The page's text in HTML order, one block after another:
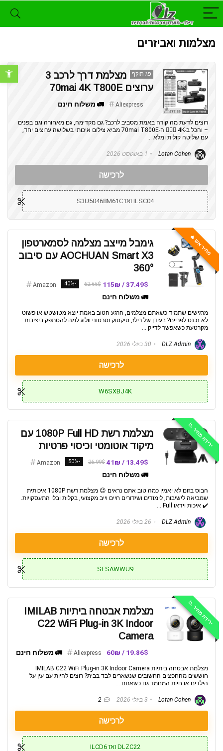
פתח
מצלמות ואביזרים
פג תוקף
מצלמת דרך לרכב 3
ערוצים 70mai 4K T800E
Aliexpress 🚛 משלוח חינם
רוצים לדעת מה קורה באמת מסביב לרכב? גם מקדימה, גם מאחורה וגם בפנים
– והכל ב-4K 🕵️‍♂️🚗 ה-70mai T800E מביא צילום איכותי בשלושה ערוצים יחד,
עם שליטה קולית ומלא ...
1 באוגוסט 2026
לרכישה
ILSC04 ואז S3U50468M61C
מחיר אש 🔥
גימבל מייצב מצלמה לסמארטפון
AOCHUAN Smart X3 עם סיבוב
360°
37.49$ / 115₪
62.65$
-40%
Amazon
🚛 משלוח חינם
מרגישים שתמיד כשאתם מצלמים, הרגע הטוב באמת יוצא מטושטש או פשוט
לא נכנס לפריים? בעידן של רילז, טיקטוק וסרטוני וולוג למה להסתפק ביציבות
מקרטעת כשאפשר לדייק ...
30 ביולי 2026
לרכישה
W6SXBJ4K
ירידת מחיר 📉
מצלמת רשת 1080P Full HD עם
מיקוד אוטומטי וכיסוי פרטיות
13.49$ / 41₪
26.99$
-50%
Amazon
🚛 משלוח חינם
הבוס בזום לא יאמין כמה טוב אתם נראים 😉 מצלמת רשת 1080P איכותית
שמביאה לישיבות, לימודים ושידורים חיים וייב מקצועי, בקלות ובלי התעסקויות.
✔️ איכות וידאו Full ...
26 ביולי 2026
לרכישה
SFSAWWU9
ירידת מחיר 📉
מצלמת אבטחה ביתיות IMILAB
C22 WiFi Plug-in 3K Indoor
Camera
19.86$ / 60₪
Aliexpress 🚛 משלוח חינם
מצלמת אבטחה ביתיות IMILAB C22 WiFi Plug-in 3K Indoor Camera
חוששים מהחפצים החשובים שנשארים לבד בבית? רוצים להיות עם עין על
הילדים או חיות המחמד גם כשאתם ...
3 ביולי 2026 2
לרכישה
DLZC22 ואז ILCD6